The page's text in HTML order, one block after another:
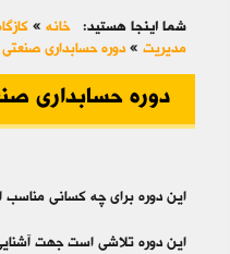
شما اینجا هستید: خانه »
مدیریت » دوره حسابداری
دوره حسابداری
این دوره برای چه کسانی
این دوره تلاشی است جهت